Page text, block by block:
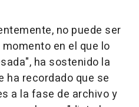
no puede ser
en el que lo
ha sostenido la
ha recordado que se
a la fase de archivo y